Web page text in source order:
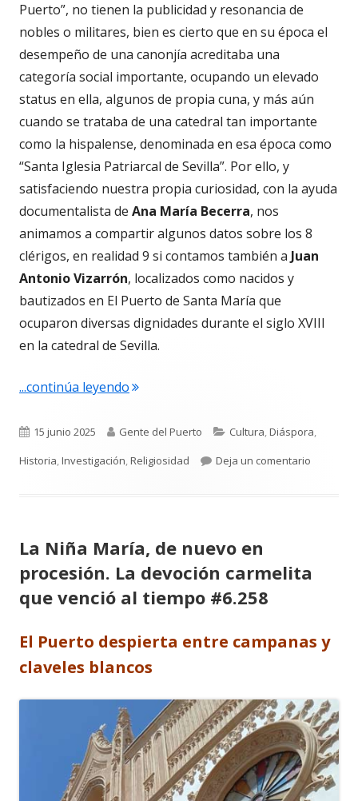
Puerto”, no tienen la publicidad y resonancia de
nobles o militares, bien es cierto que en su época el
desempeño de una canonjía acreditaba una
categoría social importante, ocupando un elevado
status en ella, algunos de propia cuna, y más aún
cuando se trataba de una catedral tan importante
como la hispalense, denominada en esa época como
“Santa Iglesia Patriarcal de Sevilla”. Por ello, y
satisfaciendo nuestra propia curiosidad, con la ayuda
documentalista de Ana María Becerra, nos
animamos a compartir algunos datos sobre los 8
clérigos, en realidad 9 si contamos también a Juan
Antonio Vizarrón, localizados como nacidos y
bautizados en El Puerto de Santa María que
ocuparon diversas dignidades durante el siglo XVIII
en la catedral de Sevilla.
...continúa leyendo"Hijos de El Puerto, voces del altar en
Publicado
el
15 junio 2025 Autor
Gente del Puerto Categorías
Cultura,Diáspora,
Historia,Investigación,Religiosidad Deja un comentario
La Niña María, de nuevo en
procesión. La devoción carmelita
que venció al tiempo #6.258
El Puerto despierta entre campanas y
claveles blancos